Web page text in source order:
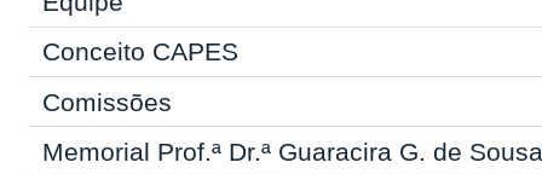
Conceito CAPES
Comissões
Memorial Prof.ª Dr.ª Guaracira G. de Sousa